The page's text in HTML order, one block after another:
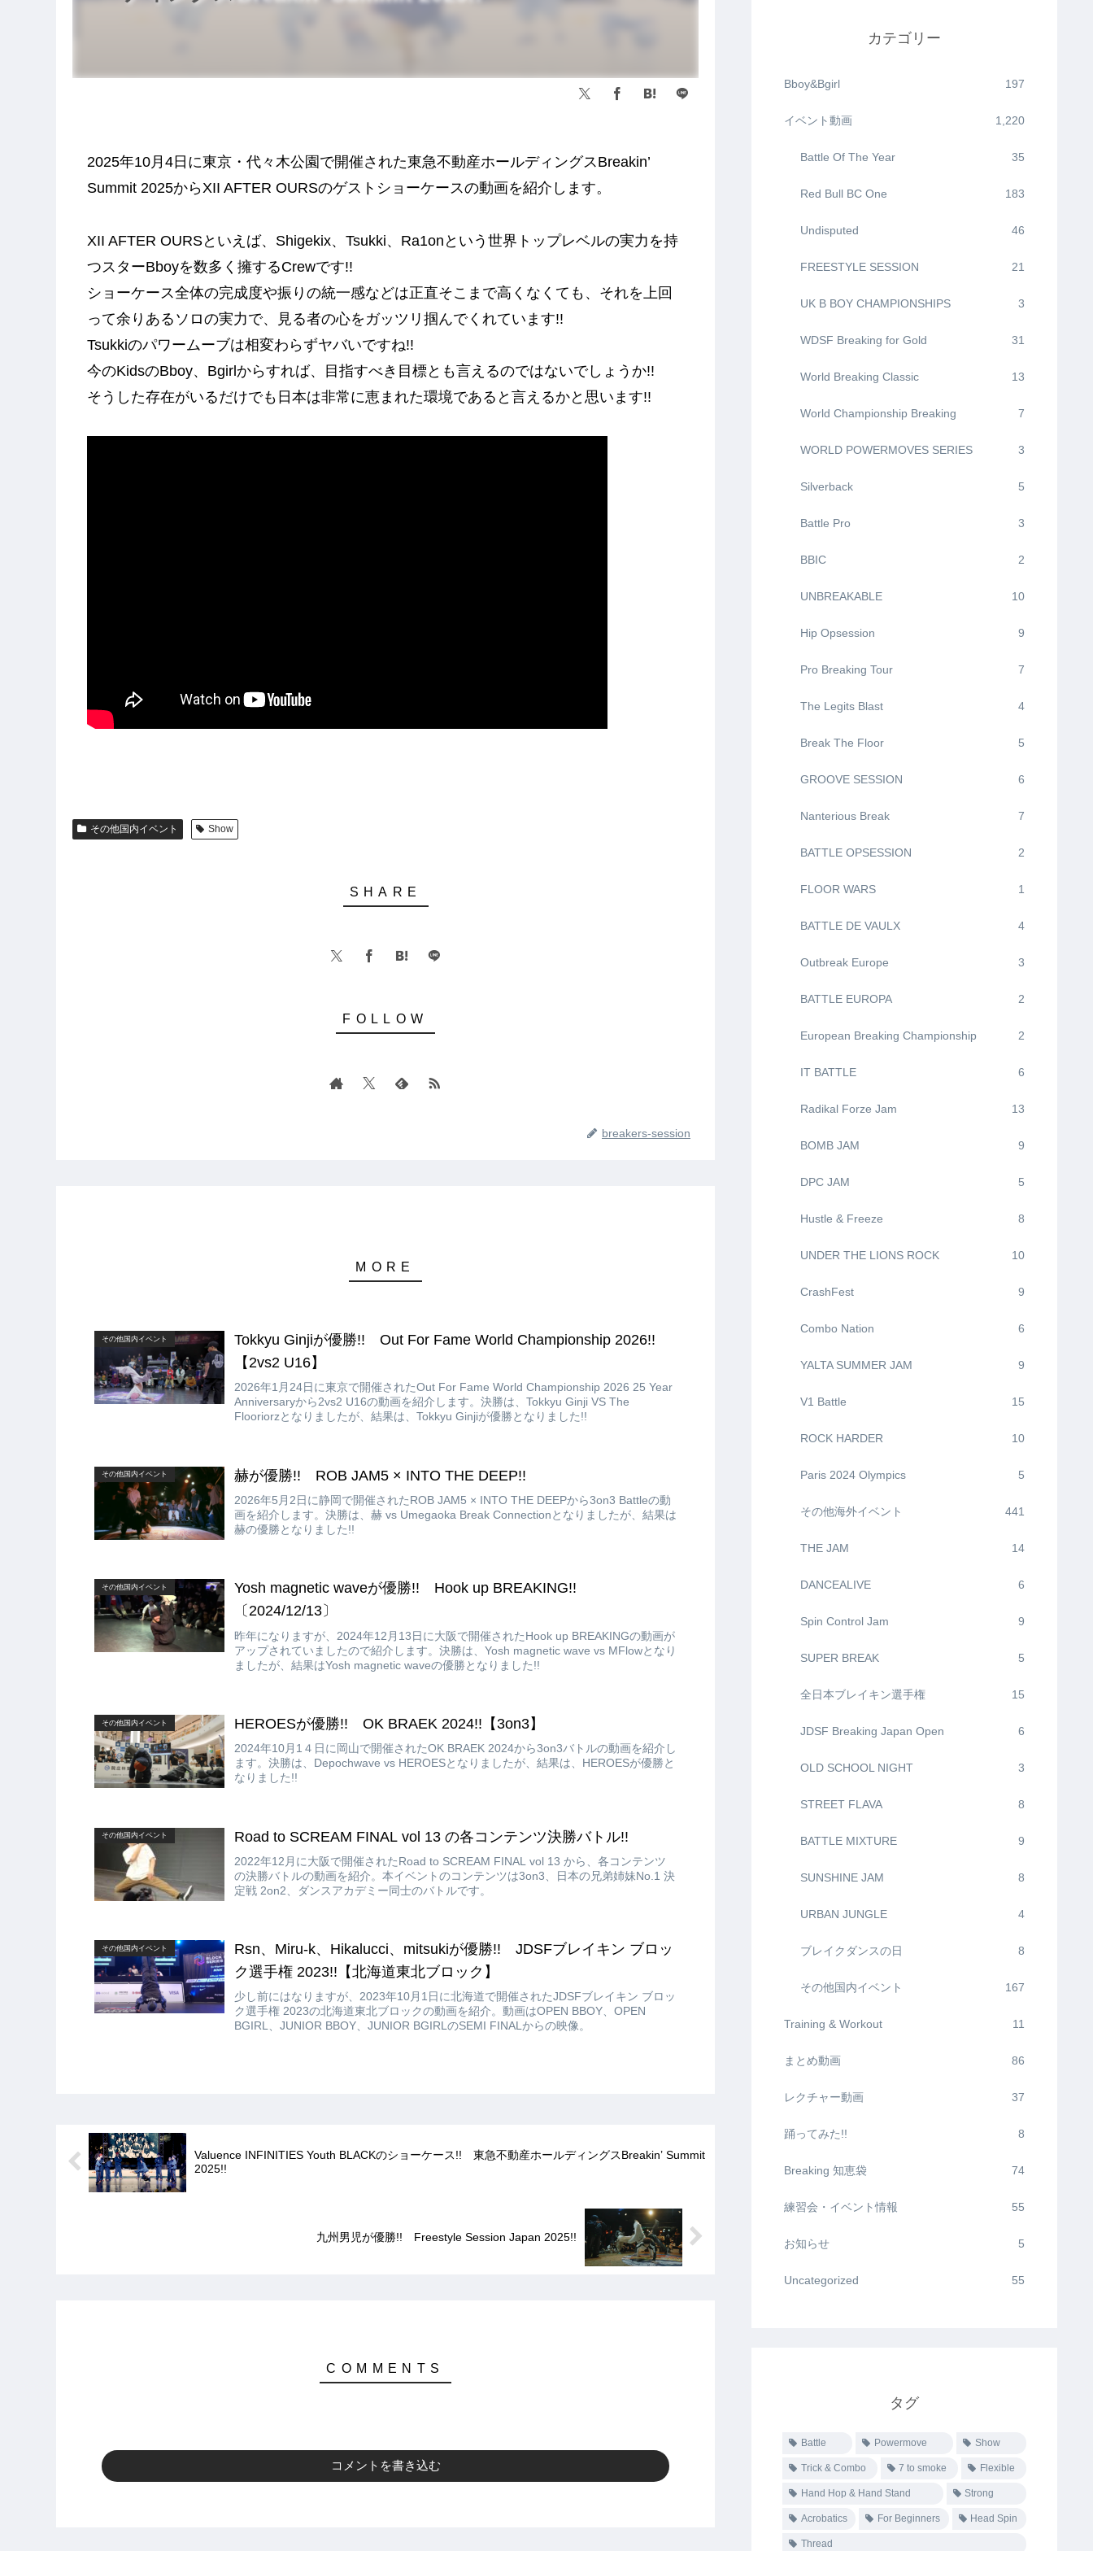
2025年10月4日に東京・代々木公園で開催された東急不動産ホールディングスBreakin’
Summit 2025からXII AFTER OURSのゲストショーケースの動画を紹介します。
XII AFTER OURSといえば、Shigekix、Tsukki、Ra1onという世界トップレベルの実力を持
つスターBboyを数多く擁するCrewです!!
ショーケース全体の完成度や振りの統一感などは正直そこまで高くなくても、それを上回
って余りあるソロの実力で、見る者の心をガッツリ掴んでくれています!!
Tsukkiのパワームーブは相変わらずヤバいですね!!
今のKidsのBboy、Bgirlからすれば、目指すべき目標とも言えるのではないでしょうか!!
そうした存在がいるだけでも日本は非常に恵まれた環境であると言えるかと思います!!
その他国内イベント Show
breakers-session
その他国内イベント
Tokkyu Ginjiが優勝!! Out For Fame World Championship 2026!!
【2vs2 U16】
2026年1月24日に東京で開催されたOut For Fame World Championship 2026 25 Year
Anniversaryから2vs2 U16の動画を紹介します。決勝は、Tokkyu Ginji VS The
Flooriorzとなりましたが、結果は、Tokkyu Ginjiが優勝となりました!!
その他国内イベント 赫が優勝!! ROB JAM5 × INTO THE DEEP!!
2026年5月2日に静岡で開催されたROB JAM5 × INTO THE DEEPから3on3 Battleの動
画を紹介します。決勝は、赫 vs Umegaoka Break Connectionとなりましたが、結果は
赫の優勝となりました!!
その他国内イベント
Yosh magnetic waveが優勝!! Hook up BREAKING!!
〔2024/12/13〕
昨年になりますが、2024年12月13日に大阪で開催されたHook up BREAKINGの動画が
アップされていましたので紹介します。決勝は、Yosh magnetic wave vs MFlowとなり
ましたが、結果はYosh magnetic waveの優勝となりました!!
その他国内イベント HEROESが優勝!! OK BRAEK 2024!!【3on3】
2024年10月1４日に岡山で開催されたOK BRAEK 2024から3on3バトルの動画を紹介し
ます。決勝は、Depochwave vs HEROESとなりましたが、結果は、HEROESが優勝と
なりました!!
その他国内イベント Road to SCREAM FINAL vol 13 の各コンテンツ決勝バトル!!
2022年12月に大阪で開催されたRoad to SCREAM FINAL vol 13 から、各コンテンツ
の決勝バトルの動画を紹介。本イベントのコンテンツは3on3、日本の兄弟姉妹No.1 決
定戦 2on2、ダンスアカデミー同士のバトルです。
その他国内イベント
Rsn、Miru-k、Hikalucci、mitsukiが優勝!! JDSFブレイキン ブロッ
ク選手権 2023!!【北海道東北ブロック】
少し前にはなりますが、2023年10月1日に北海道で開催されたJDSFブレイキン ブロッ
ク選手権 2023の北海道東北ブロックの動画を紹介。動画はOPEN BBOY、OPEN
BGIRL、JUNIOR BBOY、JUNIOR BGIRLのSEMI FINALからの映像。
Valuence INFINITIES Youth BLACKのショーケース!! 東急不動産ホールディングスBreakin’ Summit
2025!!
九州男児が優勝!! Freestyle Session Japan 2025!!
コメントを書き込む
カテゴリー
Bboy&Bgirl 197
イベント動画 1,220
Battle Of The Year 35
Red Bull BC One 183
Undisputed 46
FREESTYLE SESSION 21
UK B BOY CHAMPIONSHIPS 3
WDSF Breaking for Gold 31
World Breaking Classic 13
World Championship Breaking 7
WORLD POWERMOVES SERIES 3
Silverback 5
Battle Pro 3
BBIC 2
UNBREAKABLE 10
Hip Opsession 9
Pro Breaking Tour 7
The Legits Blast 4
Break The Floor 5
GROOVE SESSION 6
Nanterious Break 7
BATTLE OPSESSION 2
FLOOR WARS 1
BATTLE DE VAULX 4
Outbreak Europe 3
BATTLE EUROPA 2
European Breaking Championship 2
IT BATTLE 6
Radikal Forze Jam 13
BOMB JAM 9
DPC JAM 5
Hustle & Freeze 8
UNDER THE LIONS ROCK 10
CrashFest 9
Combo Nation 6
YALTA SUMMER JAM 9
V1 Battle 15
ROCK HARDER 10
Paris 2024 Olympics 5
その他海外イベント 441
THE JAM 14
DANCEALIVE 6
Spin Control Jam 9
SUPER BREAK 5
全日本ブレイキン選手権 15
JDSF Breaking Japan Open 6
OLD SCHOOL NIGHT 3
STREET FLAVA 8
BATTLE MIXTURE 9
SUNSHINE JAM 8
URBAN JUNGLE 4
ブレイクダンスの日 8
その他国内イベント 167
Training & Workout 11
まとめ動画 86
レクチャー動画 37
踊ってみた!! 8
Breaking 知恵袋 74
練習会・イベント情報 55
お知らせ 5
Uncategorized 55
タグ
Battle Powermove Show
Trick & Combo 7 to smoke Flexible
Hand Hop & Hand Stand Strong
Acrobatics For Beginners Head Spin
Thread